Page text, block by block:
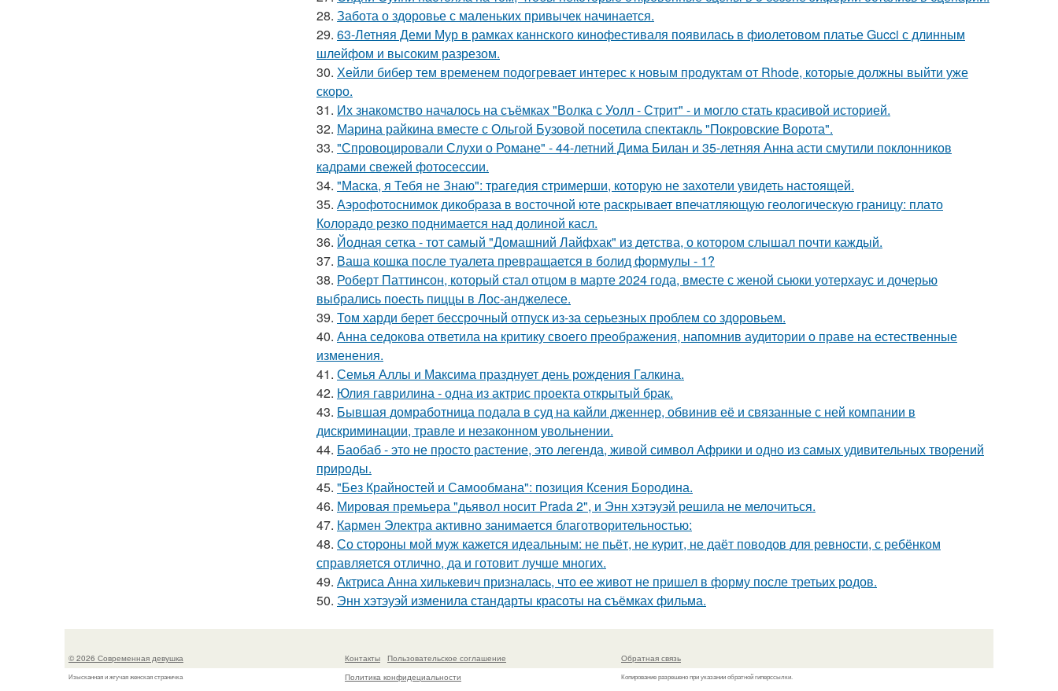
28. Забота о здоровье с маленьких привычек начинается.
29. 63-Летняя Деми Мур в рамках каннского кинофестиваля появилась в фиолетовом платье Gucci с длинным
шлейфом и высоким разрезом.
30. Хейли бибер тем временем подогревает интерес к новым продуктам от Rhode, которые должны выйти уже
скоро.
31. Их знакомство началось на съёмках "Волка с Уолл - Стрит" - и могло стать красивой историей.
32. Марина райкина вместе с Ольгой Бузовой посетила спектакль "Покровские Ворота".
33. "Спровоцировали Слухи о Романе" - 44-летний Дима Билан и 35-летняя Анна асти смутили поклонников
кадрами свежей фотосессии.
34. "Маска, я Тебя не Знаю": трагедия стримерши, которую не захотели увидеть настоящей.
35. Аэрофотоснимок дикобpaза в восточной юте раскрывает впечатляющую геологическую границу: плато
Колорадо резко поднимается над долиной касл.
36. Йодная сетка - тот самый "Домашний Лайфхак" из детства, о котором слышал почти каждый.
37. Ваша кошка после туалета превращается в болид формулы - 1?
38. Роберт Паттинсон, который стал отцом в марте 2024 года, вместе с женой сьюки уотерхаус и дочерью
выбрались поесть пиццы в Лос-анджелесе.
39. Том харди берет бессрочный отпуск из-за серьезных проблем со здоровьем.
40. Анна седокова ответила на критику своего преображения, напомнив аудитории о праве на естественные
изменения.
41. Семья Аллы и Максима празднует день рождения Галкина.
42. Юлия гаврилина - одна из актрис проекта открытый брак.
43. Бывшая домработница подала в суд на кайли дженнер, обвинив её и связанные с ней компании в
дискриминации, травле и незаконном увольнении.
44. Баобаб - это не просто растение, это легенда, живой символ Африки и одно из самых удивительных творений
природы.
45. "Без Крайностей и Самообмана": позиция Ксения Бородина.
46. Мировая премьера "дьявол носит Prada 2", и Энн хэтэуэй решила не мелочиться.
47. Кармен Электра активно занимается благотворительностью:
48. Со стороны мой муж кажется идеальным: не пьёт, не курит, не даёт поводов для ревности, с ребёнком
справляется отлично, да и готовит лучше многих.
49. Актриса Анна хилькевич призналась, что ее живот не пришел в форму после третьих родов.
50. Энн хэтэуэй изменила стандарты красоты на съёмках фильма.
© 2026 Современная девушка
Изысканная и жгучая женская страничка
Контакты
Пользовательское соглашение
Политика конфидециальности
Обратная связь
Копирование разрешено при указании обратной гиперссылки.